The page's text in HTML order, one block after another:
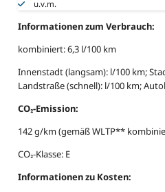
u.v.m.
Informationen zum Verbrauch:
kombiniert: 6,3 l/100 km
Innenstadt (langsam): l/100 km;
Landstraße (schnell): l/100 km;
CO₂-Emission:
142 g/km (gemäß WLTP**
CO₂-Klasse: E
Informationen zu Kosten: